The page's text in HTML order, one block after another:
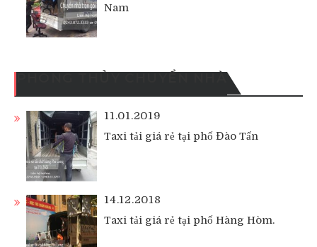
Nam
11.01.2019
Taxi tải giá rẻ tại phố Đào Tấn
14.12.2018
Taxi tải giá rẻ tại phố Hàng Hòm.